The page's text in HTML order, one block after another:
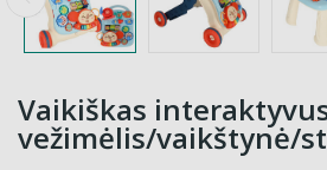
Vaikiškas
vežimėlis/vaikštynė/